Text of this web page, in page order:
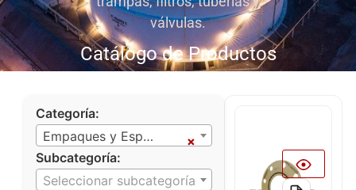
válvulas.
Catálogo de Productos
Categoría:
×
Empaques y Espárragos
Subcategoría:
Seleccionar subcategoría